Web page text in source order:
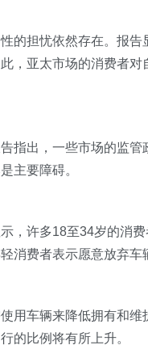
的担忧依然存在。报
，亚太市场的消费者
指出，一些市场的监
主要障碍。
，许多18至34岁的消
消费者表示愿意放弃车
用车辆来降低拥有和
的比例将有所上升。